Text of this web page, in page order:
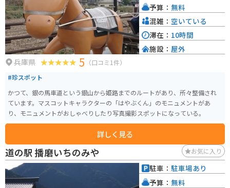
兵庫県 5 （口コミ1件）
#珍スポット
かつて、銀の馬車道という銀山から姫路までのルートがあり、所々整備され
ています。マスコットキャラクターの「はやぶくん」のモニュメントがあ
り、モニュメントがおしゃべりしたり写真撮影スポットになっている。
詳しく見る
予算： 無料
混雑： 空いている
滞在： 10時間
施設： 屋外
道の駅 播磨いちのみや お気に入り
駐車： 駐車場あり
予算： 無料